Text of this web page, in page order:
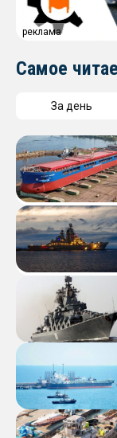
реклама
Самое
За день